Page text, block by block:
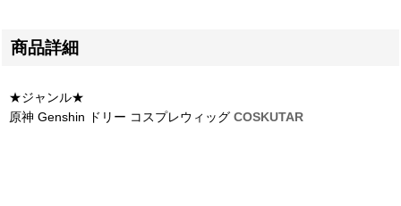
商品詳細
★ジャンル★
原神 Genshin ドリー コスプレウィッグ COSKUTAR